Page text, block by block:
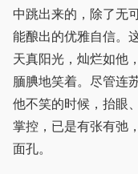
中跳出来的，除了无
能酿出的优雅自信。
天真阳光，灿烂如他
腼腆地笑着。尽管连
他不笑的时候，抬眼
掌控，已是有张有弛
面孔。